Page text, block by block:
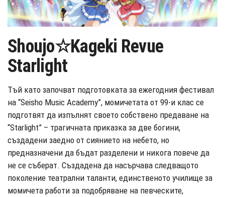
Shoujo☆Kageki Revue
Starlight
Тъй като започват подготовката за ежегодния фестивал
на “Seisho Music Academy”, момичетата от 99-и клас се
подготвят да изпълнят своето собствено предаване на
“Starlight” – трагичната приказка за две богини,
създадени заедно от сиянието на небето, но
предназначени да бъдат разделени и никога повече да
не се съберат. Създадена да насърчава следващото
поколение театрални таланти, единственото училище за
момичета работи за подобряване на певческите,